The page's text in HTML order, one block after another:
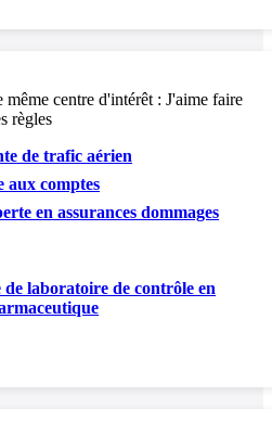
même centre d'intérêt : J'aime faire
règles
de trafic aérien
aux comptes
en assurances dommages
de laboratoire de contrôle en